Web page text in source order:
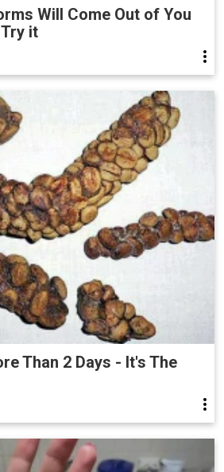
Will Come Out of You
it
Than 2 Days - It's The